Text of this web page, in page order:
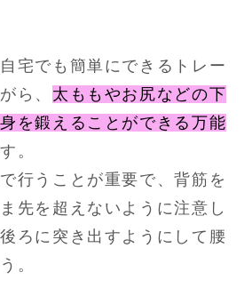
宅でも簡単にできるトレー
ら、 太ももやお尻などの下
を鍛えることができる万能
。
行うことが重要で、背筋を
先を超えないように注意し
ろに突き出すようにして腰
。